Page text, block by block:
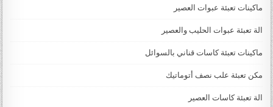
ماكينات تعبئة عبوات العصير
الة تعبئة عبوات الحليب والعصير
ماكينات تعبئة كاسات قناني بالسوائل
مكن تعبئة علب نصف أتوماتيك
الة تعبئة كاسات العصير